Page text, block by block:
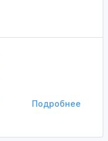
Подробнее